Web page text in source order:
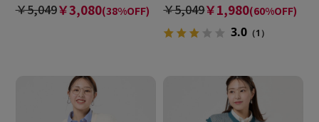
￥5,049￥3,080(38%OFF) ￥5,049￥1,980(60%OFF)
3.0 （1）